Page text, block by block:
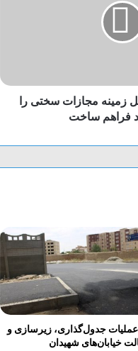
زمینه‌ مجازات سختی را
فراهم ساخت
عملیات جدول‌گذاری، زیرسازی و
خیابان‌های شهیدان